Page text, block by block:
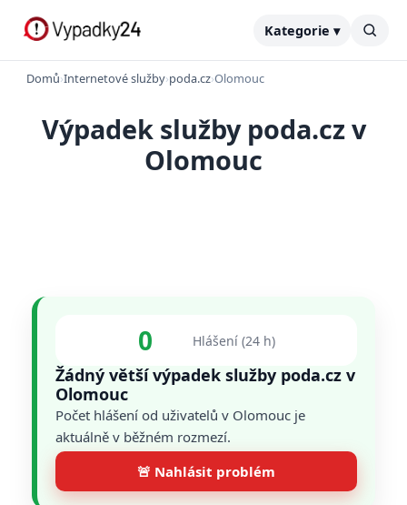
Kategorie ▾
Domů›Internetové služby›poda.cz›Olomouc
Výpadek služby poda.cz v
Olomouc
0 Hlášení (24 h)
Žádný větší výpadek služby poda.cz v
Olomouc
Počet hlášení od uživatelů v Olomouc je
aktuálně v běžném rozmezí.
🚨 Nahlásit problém